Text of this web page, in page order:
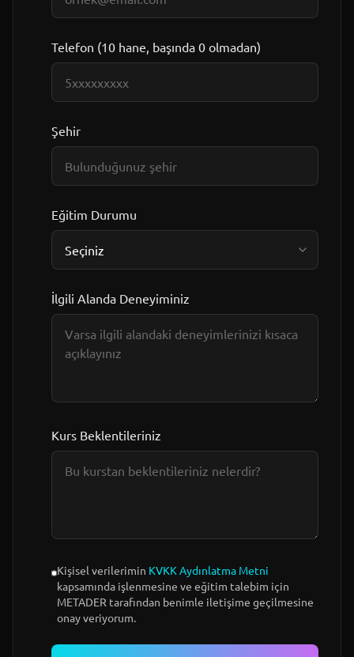
Telefon (10 hane, başında 0 olmadan)
Şehir
Eğitim Durumu
İlgili Alanda Deneyiminiz
Kurs Beklentileriniz
Kişisel verilerimin KVKK Aydınlatma Metni
kapsamında işlenmesine ve eğitim talebim için
METADER tarafından benimle iletişime geçilmesine
onay veriyorum.